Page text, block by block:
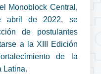
Monoblock Central,
abril de 2022, se
de postulantes
a la XIII Edición
de la
Latina.